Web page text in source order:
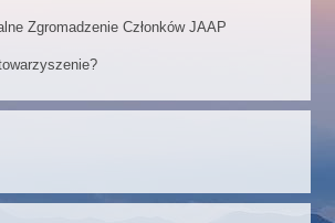
Zgromadzenie Członków JAAP